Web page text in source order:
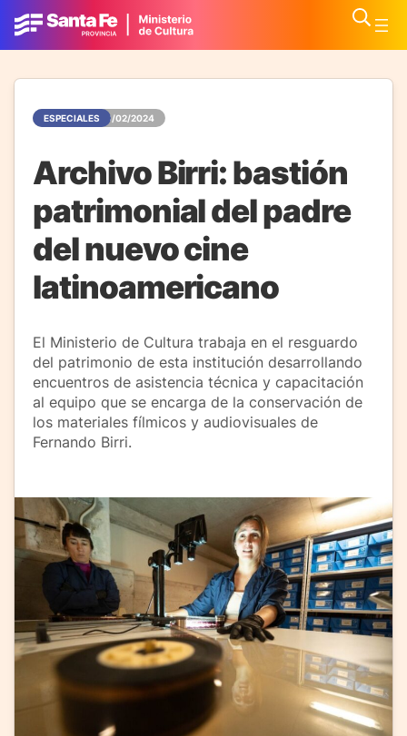
ESPECIALES 23/02/2024
Archivo Birri: bastión
patrimonial del padre
del nuevo cine
latinoamericano
El Ministerio de Cultura trabaja en el resguardo
del patrimonio de esta institución desarrollando
encuentros de asistencia técnica y capacitación
al equipo que se encarga de la conservación de
los materiales fílmicos y audiovisuales de
Fernando Birri.